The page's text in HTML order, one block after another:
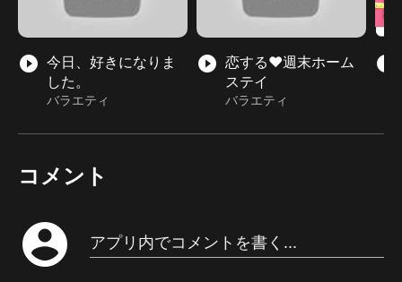
play_circle_filled 今日、好きになりま
した。
バラエティ
play_circle_filled 恋する♥週末ホーム
ステイ
バラエティ
play_circle_filled
コメント
account_circle アプリ内でコメントを書く...